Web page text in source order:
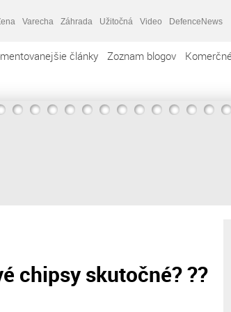
Varecha Záhrada Užitočná Video DefenceNews
články Zoznam blogov
chipsy skutočné? ??